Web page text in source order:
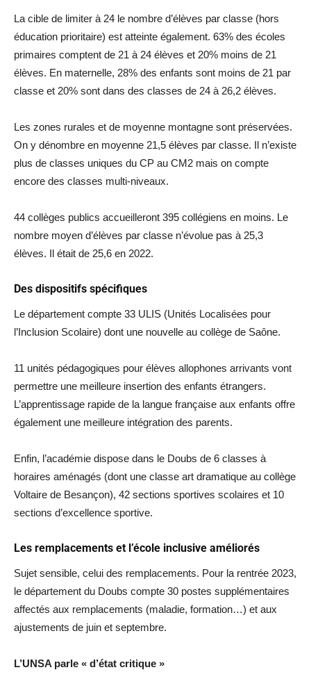
La cible de limiter à 24 le nombre d’élèves par classe (hors
éducation prioritaire) est atteinte également. 63% des écoles
primaires comptent de 21 à 24 élèves et 20% moins de 21
élèves. En maternelle, 28% des enfants sont moins de 21 par
classe et 20% sont dans des classes de 24 à 26,2 élèves.
Les zones rurales et de moyenne montagne sont préservées.
On y dénombre en moyenne 21,5 élèves par classe. Il n’existe
plus de classes uniques du CP au CM2 mais on compte
encore des classes multi-niveaux.
44 collèges publics accueilleront 395 collégiens en moins. Le
nombre moyen d’élèves par classe n’évolue pas à 25,3
élèves. Il était de 25,6 en 2022.
Des dispositifs spécifiques
Le département compte 33 ULIS (Unités Localisées pour
l’Inclusion Scolaire) dont une nouvelle au collège de Saône.
11 unités pédagogiques pour élèves allophones arrivants vont
permettre une meilleure insertion des enfants étrangers.
L’apprentissage rapide de la langue française aux enfants offre
également une meilleure intégration des parents.
Enfin, l’académie dispose dans le Doubs de 6 classes à
horaires aménagés (dont une classe art dramatique au collège
Voltaire de Besançon), 42 sections sportives scolaires et 10
sections d’excellence sportive.
Les remplacements et l’école inclusive améliorés
Sujet sensible, celui des remplacements. Pour la rentrée 2023,
le département du Doubs compte 30 postes supplémentaires
affectés aux remplacements (maladie, formation…) et aux
ajustements de juin et septembre.
L’UNSA parle « d’état critique »